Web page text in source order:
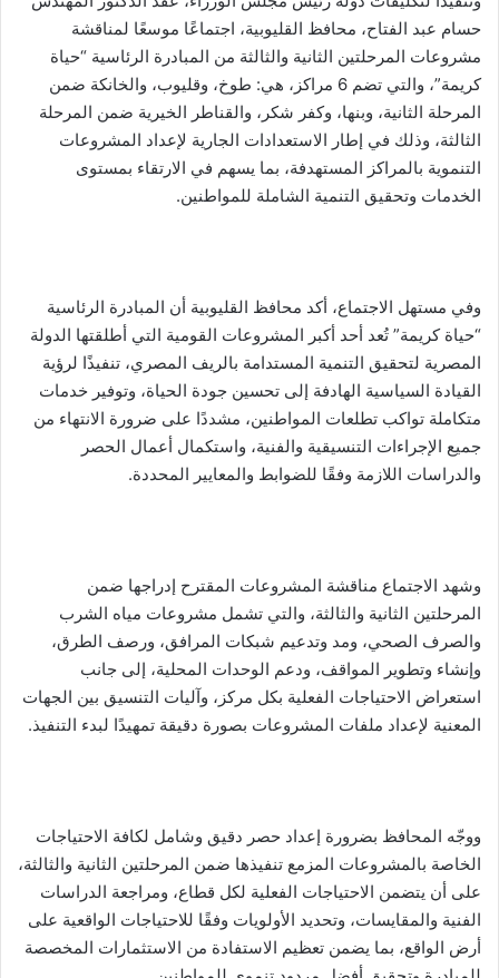
حسام عبد الفتاح، محافظ القليوبية، اجتماعًا موسعًا لمناقشة
مشروعات المرحلتين الثانية والثالثة من المبادرة الرئاسية “حياة
كريمة”، والتي تضم 6 مراكز، هي: طوخ، وقليوب، والخانكة ضمن
المرحلة الثانية، وبنها، وكفر شكر، والقناطر الخيرية ضمن المرحلة
الثالثة، وذلك في إطار الاستعدادات الجارية لإعداد المشروعات
التنموية بالمراكز المستهدفة، بما يسهم في الارتقاء بمستوى
الخدمات وتحقيق التنمية الشاملة للمواطنين.
وفي مستهل الاجتماع، أكد محافظ القليوبية أن المبادرة الرئاسية
“حياة كريمة” تُعد أحد أكبر المشروعات القومية التي أطلقتها الدولة
المصرية لتحقيق التنمية المستدامة بالريف المصري، تنفيذًا لرؤية
القيادة السياسية الهادفة إلى تحسين جودة الحياة، وتوفير خدمات
متكاملة تواكب تطلعات المواطنين، مشددًا على ضرورة الانتهاء من
جميع الإجراءات التنسيقية والفنية، واستكمال أعمال الحصر
والدراسات اللازمة وفقًا للضوابط والمعايير المحددة.
وشهد الاجتماع مناقشة المشروعات المقترح إدراجها ضمن
المرحلتين الثانية والثالثة، والتي تشمل مشروعات مياه الشرب
والصرف الصحي، ومد وتدعيم شبكات المرافق، ورصف الطرق،
وإنشاء وتطوير المواقف، ودعم الوحدات المحلية، إلى جانب
استعراض الاحتياجات الفعلية بكل مركز، وآليات التنسيق بين الجهات
المعنية لإعداد ملفات المشروعات بصورة دقيقة تمهيدًا لبدء التنفيذ.
ووجّه المحافظ بضرورة إعداد حصر دقيق وشامل لكافة الاحتياجات
الخاصة بالمشروعات المزمع تنفيذها ضمن المرحلتين الثانية والثالثة،
على أن يتضمن الاحتياجات الفعلية لكل قطاع، ومراجعة الدراسات
الفنية والمقايسات، وتحديد الأولويات وفقًا للاحتياجات الواقعية على
أرض الواقع، بما يضمن تعظيم الاستفادة من الاستثمارات المخصصة